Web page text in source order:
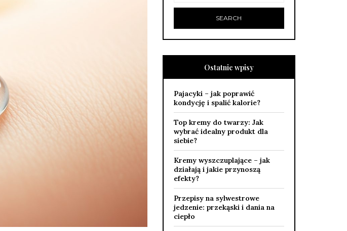
Ostatnie wpisy
Pajacyki – jak poprawić
kondycję i spalić kalorie?
Top kremy do twarzy: Jak
wybrać idealny produkt dla
siebie?
Kremy wyszczuplające – jak
działają i jakie przynoszą
efekty?
Przepisy na sylwestrowe
jedzenie: przekąski i dania na
ciepło